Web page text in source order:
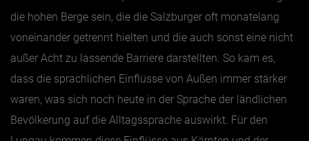
September
Oktober
November
Dezember
die hohen Berge sein, die die Salzburger oft monatelang
voneinander getrennt hielten und die auch sonst eine nicht
außer Acht zu lassende Barriere darstellten. So kam es,
dass die sprachlichen Einflüsse von Außen immer stärker
waren, was sich noch heute in der Sprache der ländlichen
Bevölkerung auf die Alltagssprache auswirkt. Für den